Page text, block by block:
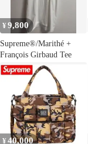
¥9,800
Supreme®/Marithé +
François Girbaud Tee
¥ 40,000